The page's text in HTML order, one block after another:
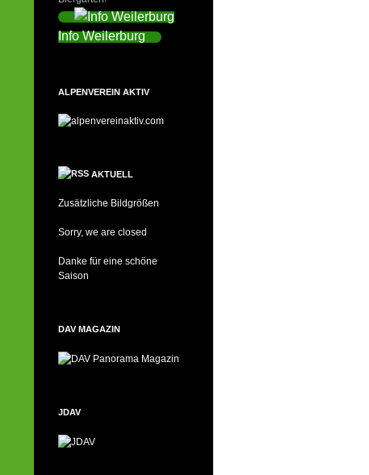
Info Weilerburg
ALPENVEREIN AKTIV
AKTUELL
Zusätzliche Bildgrößen
Sorry, we are closed
Danke für eine schöne
Saison
DAV MAGAZIN
JDAV